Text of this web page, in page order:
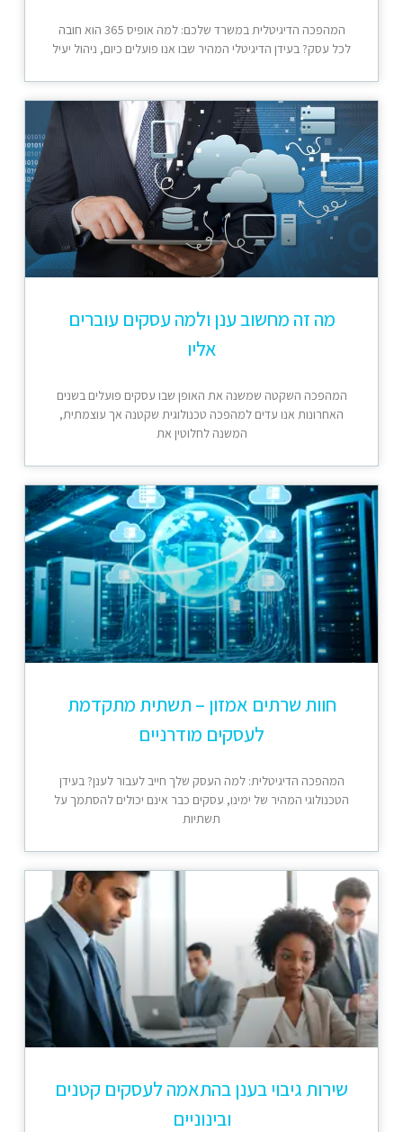
המהפכה הדיגיטלית במשרד שלכם: למה אופיס 365 הוא חובה
לכל עסק? בעידן הדיגיטלי המהיר שבו אנו פועלים כיום, ניהול יעיל
מה זה מחשוב ענן ולמה עסקים עוברים
אליו
המהפכה השקטה שמשנה את האופן שבו עסקים פועלים בשנים
האחרונות אנו עדים למהפכה טכנולוגית שקטנה אך עוצמתית,
המשנה לחלוטין את
חוות שרתים אמזון – תשתית מתקדמת
לעסקים מודרניים
המהפכה הדיגיטלית: למה העסק שלך חייב לעבור לענן? בעידן
הטכנולוגי המהיר של ימינו, עסקים כבר אינם יכולים להסתמך על
תשתיות
שירות גיבוי בענן בהתאמה לעסקים קטנים
ובינוניים